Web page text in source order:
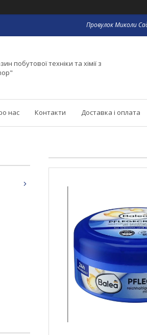
Провулок Миколи
побутової техніки та хімії з
нас Контакти Доставка і оплата